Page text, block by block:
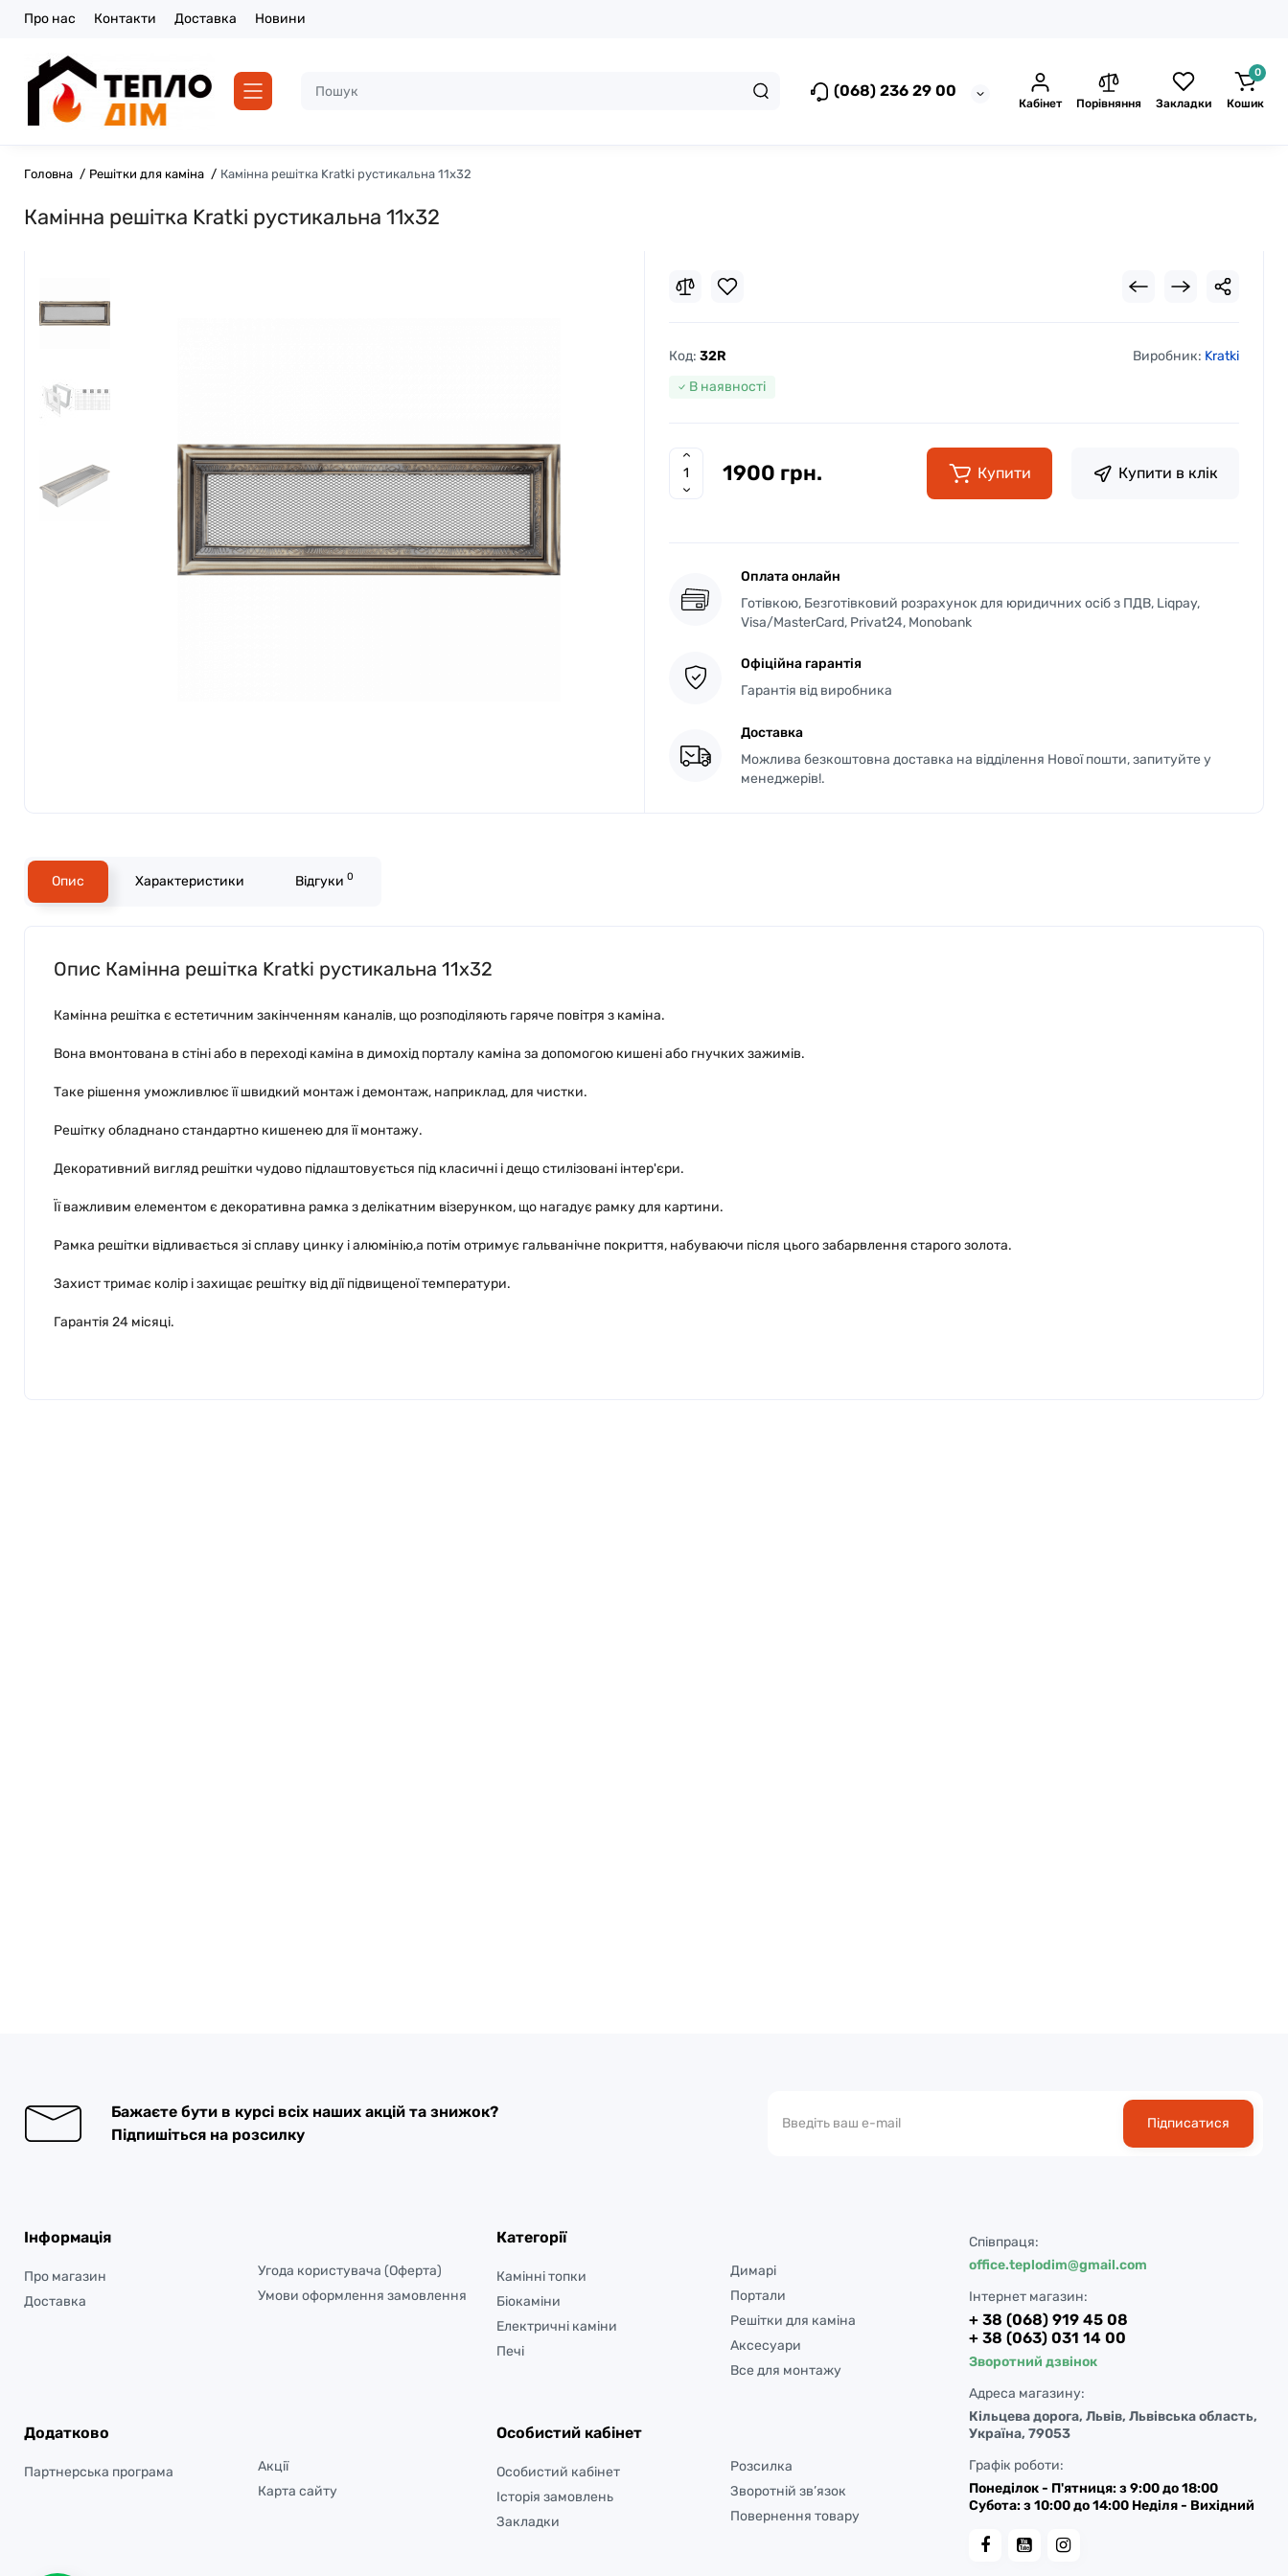
Про нас Контакти Доставка Новини
(068) 236 29 00
Кабінет Порівняння Закладки
0
Кошик
Головна Решітки для каміна Камінна решітка Kratki рустикальна 11x32
Камінна решітка Kratki рустикальна 11x32
Код: 32R Виробник: Kratki
В наявності
1900 грн. Купити Купити в клік
Оплата онлайн
Готівкою, Безготівковий розрахунок для юридичних осіб з ПДВ, Liqpay,
Visa/MasterCard, Privat24, Monobank
Офіційна гарантія
Гарантія від виробника
Доставка
Можлива безкоштовна доставка на відділення Нової пошти, запитуйте у
менеджерів!.
Опис Характеристики Відгуки 0
Опис Камінна решітка Kratki рустикальна 11x32
Камінна решітка є естетичним закінченням каналів, що розподіляють гаряче повітря з каміна.
Вона вмонтована в стіні або в переході каміна в димохід порталу каміна за допомогою кишені або гнучких зажимів.
Таке рішення уможливлює її швидкий монтаж і демонтаж, наприклад, для чистки.
Решітку обладнано стандартно кишенею для її монтажу.
Декоративний вигляд решітки чудово підлаштовується під класичні і дещо стилізовані інтер'єри.
Її важливим елементом є декоративна рамка з делікатним візерунком, що нагадує рамку для картини.
Рамка решітки відливається зі сплаву цинку і алюмінію,а потім отримує гальванічне покриття, набуваючи після цього забарвлення старого золота.
Захист тримає колір і захищає решітку від дії підвищеної температури.
Гарантія 24 місяці.
Бажаєте бути в курсі всіх наших акцій та знижок?
Підпишіться на розсилку
Підписатися
Інформація
Про магазин
Доставка
Угода користувача (Оферта)
Умови оформлення замовлення
Категорії
Камінні топки
Біокаміни
Електричні каміни
Печі
Димарі
Портали
Решітки для каміна
Аксесуари
Все для монтажу
Додатково
Партнерська програма
Акції
Карта сайту
Особистий кабінет
Особистий кабінет
Історія замовлень
Закладки
Розсилка
Зворотній зв’язок
Повернення товару
Співпраця:
office.teplodim@gmail.com
Інтернет магазин:
+ 38 (068) 919 45 08
+ 38 (063) 031 14 00
Зворотний дзвінок
Адреса магазину:
Кільцева дорога, Львів, Львівська область,
Україна, 79053
Графік роботи:
Понеділок - П'ятниця: з 9:00 до 18:00
Субота: з 10:00 до 14:00 Неділя - Вихідний